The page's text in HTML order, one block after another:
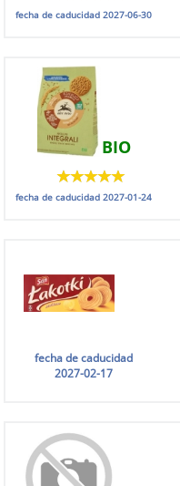
fecha de caducidad2027-06-30
BIO
fecha de caducidad2027-01-24
fecha de caducidad
2027-02-17